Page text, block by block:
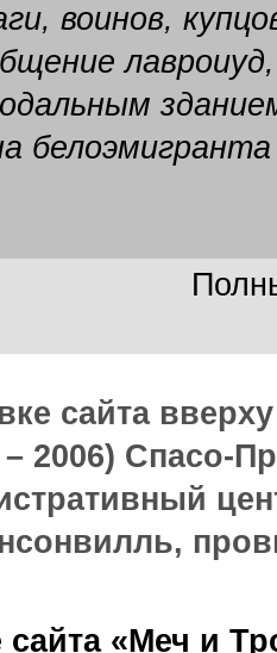
воинов,
сайта
2006) Спасо-
сайта «Меч и